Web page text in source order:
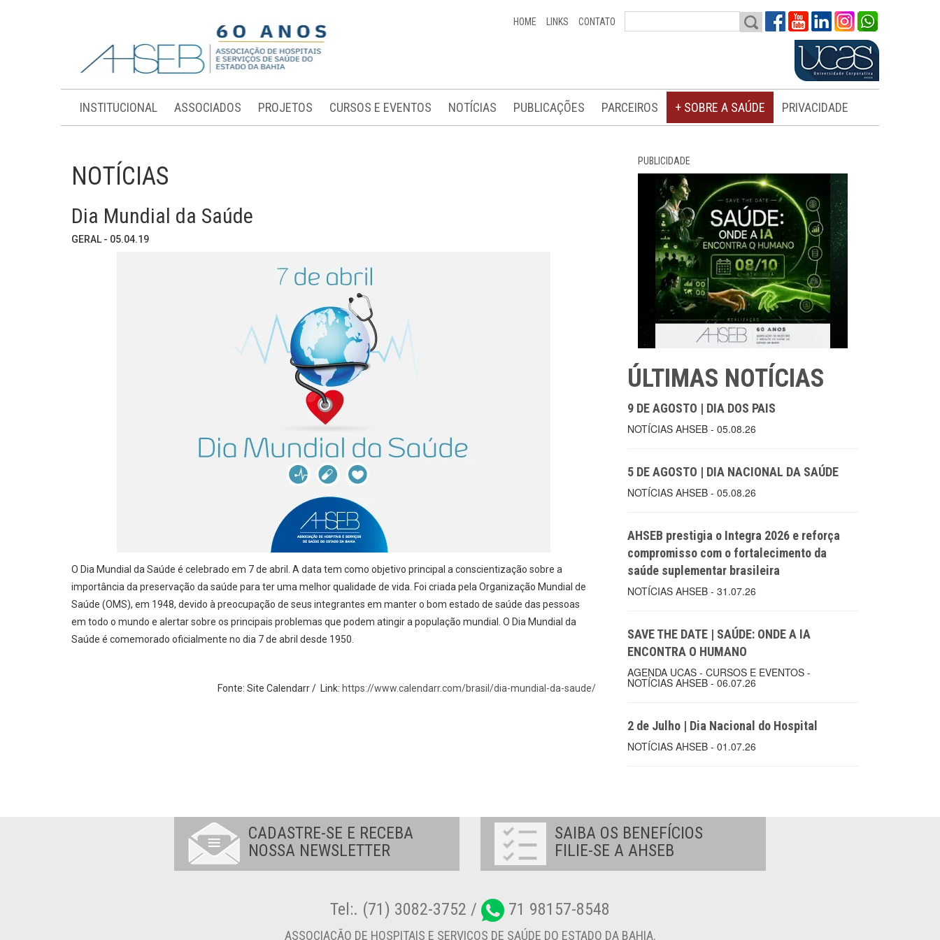
HOME LINKS CONTATO
INSTITUCIONAL ASSOCIADOS PROJETOS CURSOS E EVENTOS NOTÍCIAS PUBLICAÇÕES PARCEIROS + SOBRE A SAÚDE PRIVACIDADE
NOTÍCIAS
Dia Mundial da Saúde
GERAL - 05.04.19
O Dia Mundial da Saúde é celebrado em 7 de abril. A data tem como objetivo principal a conscientização sobre a
importância da preservação da saúde para ter uma melhor qualidade de vida. Foi criada pela Organização Mundial de
Saúde (OMS), em 1948, devido à preocupação de seus integrantes em manter o bom estado de saúde das pessoas
em todo o mundo e alertar sobre os principais problemas que podem atingir a população mundial. O Dia Mundial da
Saúde é comemorado oficialmente no dia 7 de abril desde 1950.
Fonte: Site Calendarr / Link: https://www.calendarr.com/brasil/dia-mundial-da-saude/
PUBLICIDADE
ÚLTIMAS NOTÍCIAS
9 DE AGOSTO | DIA DOS PAIS
NOTÍCIAS AHSEB - 05.08.26
5 DE AGOSTO | DIA NACIONAL DA SAÚDE
NOTÍCIAS AHSEB - 05.08.26
AHSEB prestigia o Integra 2026 e reforça
compromisso com o fortalecimento da
saúde suplementar brasileira
NOTÍCIAS AHSEB - 31.07.26
SAVE THE DATE | SAÚDE: ONDE A IA
ENCONTRA O HUMANO
AGENDA UCAS - CURSOS E EVENTOS -
NOTÍCIAS AHSEB - 06.07.26
2 de Julho | Dia Nacional do Hospital
NOTÍCIAS AHSEB - 01.07.26
CADASTRE-SE E RECEBA
NOSSA NEWSLETTER
SAIBA OS BENEFÍCIOS
FILIE-SE A AHSEB
Tel:. (71) 3082-3752 / 71 98157-8548
ASSOCIAÇÃO DE HOSPITAIS E SERVIÇOS DE SAÚDE DO ESTADO DA BAHIA.